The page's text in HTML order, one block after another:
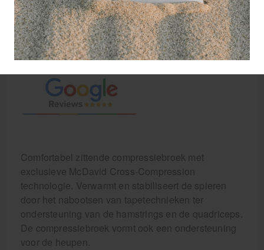
GRATISbezorging va. €95,- excl. btw
14 dagenretourgarantie
30 jaardé paramedisch specialist
Comfortabel zittende compressiebroek met
exclusieve McDavid Cross-Compression
technologie. Verwarmt en stabiliseert de spieren
door het nabootsen van tapetechnieken ter
ondersteuning van de hamstrings en de quadriceps.
De compressiebroek vormt ook een ondersteuning
voor de heupen.